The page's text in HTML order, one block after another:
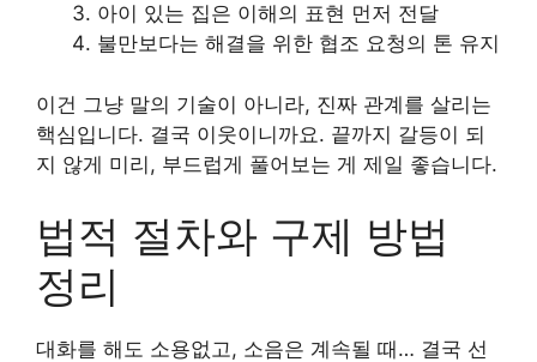
아이 있는 집은 이해의 표현 먼저 전달
불만보다는 해결을 위한 협조 요청의 톤 유지
이건 그냥 말의 기술이 아니라, 진짜 관계를 살리는
핵심입니다. 결국 이웃이니까요. 끝까지 갈등이 되
지 않게 미리, 부드럽게 풀어보는 게 제일 좋습니다.
법적 절차와 구제 방법
정리
대화를 해도 소용없고, 소음은 계속될 때… 결국 선